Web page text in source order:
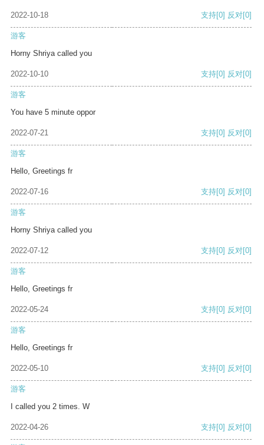
2022-10-18 支持[0] 反对[0]
游客
Horny Shriya called you
2022-10-10 支持[0] 反对[0]
游客
You have 5 minute oppor
2022-07-21 支持[0] 反对[0]
游客
Hello, Greetings fr
2022-07-16 支持[0] 反对[0]
游客
Horny Shriya called you
2022-07-12 支持[0] 反对[0]
游客
Hello, Greetings fr
2022-05-24 支持[0] 反对[0]
游客
Hello, Greetings fr
2022-05-10 支持[0] 反对[0]
游客
I called you 2 times. W
2022-04-26 支持[0] 反对[0]